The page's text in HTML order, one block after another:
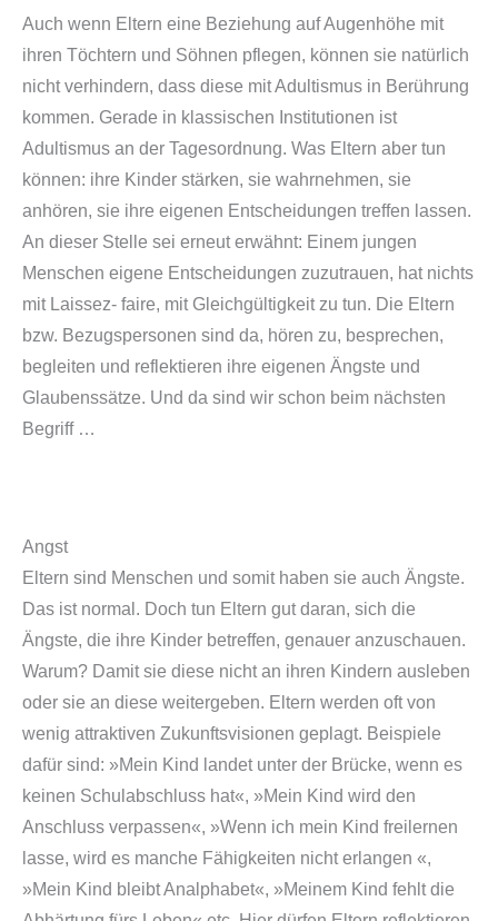
Auch wenn Eltern eine Beziehung auf Augenhöhe mit
ihren Töchtern und Söhnen pflegen, können sie natürlich
nicht verhindern, dass diese mit Adultismus in Berührung
kommen. Gerade in klassischen Institutionen ist
Adultismus an der Tagesordnung. Was Eltern aber tun
können: ihre Kinder stärken, sie wahrnehmen, sie
anhören, sie ihre eigenen Entscheidungen treffen lassen.
An dieser Stelle sei erneut erwähnt: Einem jungen
Menschen eigene Entscheidungen zuzutrauen, hat nichts
mit Laissez- faire, mit Gleichgültigkeit zu tun. Die Eltern
bzw. Bezugspersonen sind da, hören zu, besprechen,
begleiten und reflektieren ihre eigenen Ängste und
Glaubenssätze. Und da sind wir schon beim nächsten
Begriff …
Angst
Eltern sind Menschen und somit haben sie auch Ängste.
Das ist normal. Doch tun Eltern gut daran, sich die
Ängste, die ihre Kinder betreffen, genauer anzuschauen.
Warum? Damit sie diese nicht an ihren Kindern ausleben
oder sie an diese weitergeben. Eltern werden oft von
wenig attraktiven Zukunftsvisionen geplagt. Beispiele
dafür sind: »Mein Kind landet unter der Brücke, wenn es
keinen Schulabschluss hat«, »Mein Kind wird den
Anschluss verpassen«, »Wenn ich mein Kind freilernen
lasse, wird es manche Fähigkeiten nicht erlangen «,
»Mein Kind bleibt Analphabet«, »Meinem Kind fehlt die